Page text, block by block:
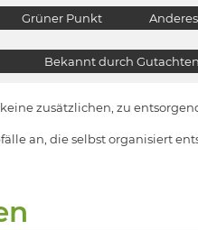
Grüner Punkt
Bekannt durch Gutachten
zusätzlichen, zu
an, die selbst organisiert